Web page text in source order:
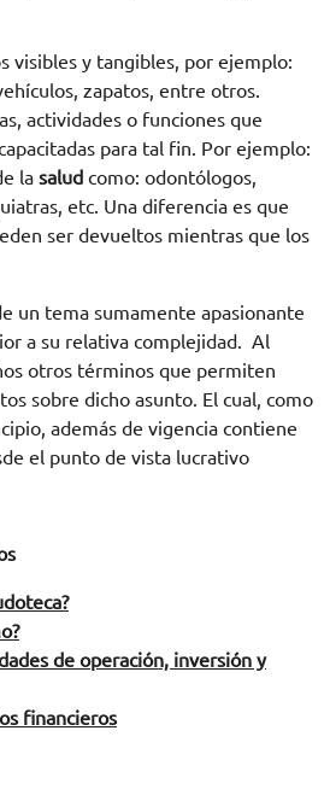
visibles y tangibles, por ejemplo:
zapatos, entre otros.
actividades o funciones que
para tal fin. Por ejemplo:
la salud como: odontólogos,
etc. Una diferencia es que
ser devueltos mientras que los
un tema sumamente apasionante
a su relativa complejidad. Al
otros términos que permiten
sobre dicho asunto. El cual, como
además de vigencia contiene
el punto de vista lucrativo
de operación, inversión y
financieros